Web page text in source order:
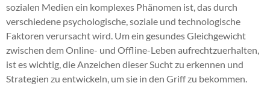
sozialen Medien ein komplexes Phänomen ist, das durch
verschiedene psychologische, soziale und technologische
Faktoren verursacht wird. Um ein gesundes Gleichgewicht
zwischen dem Online- und Offline-Leben aufrechtzuerhalten,
ist es wichtig, die Anzeichen dieser Sucht zu erkennen und
Strategien zu entwickeln, um sie in den Griff zu bekommen.